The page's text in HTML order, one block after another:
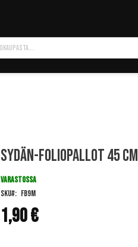
Sydän-foliopallot 45 cm
1,90 €
VARASTOSSA
SKU
FB9M